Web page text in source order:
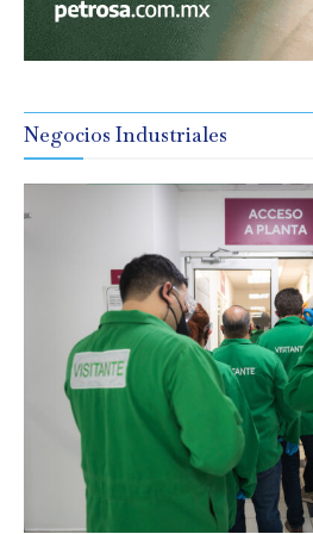
Negocios Industriales